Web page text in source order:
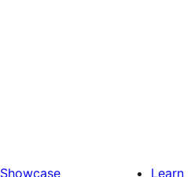
Showcase Learn